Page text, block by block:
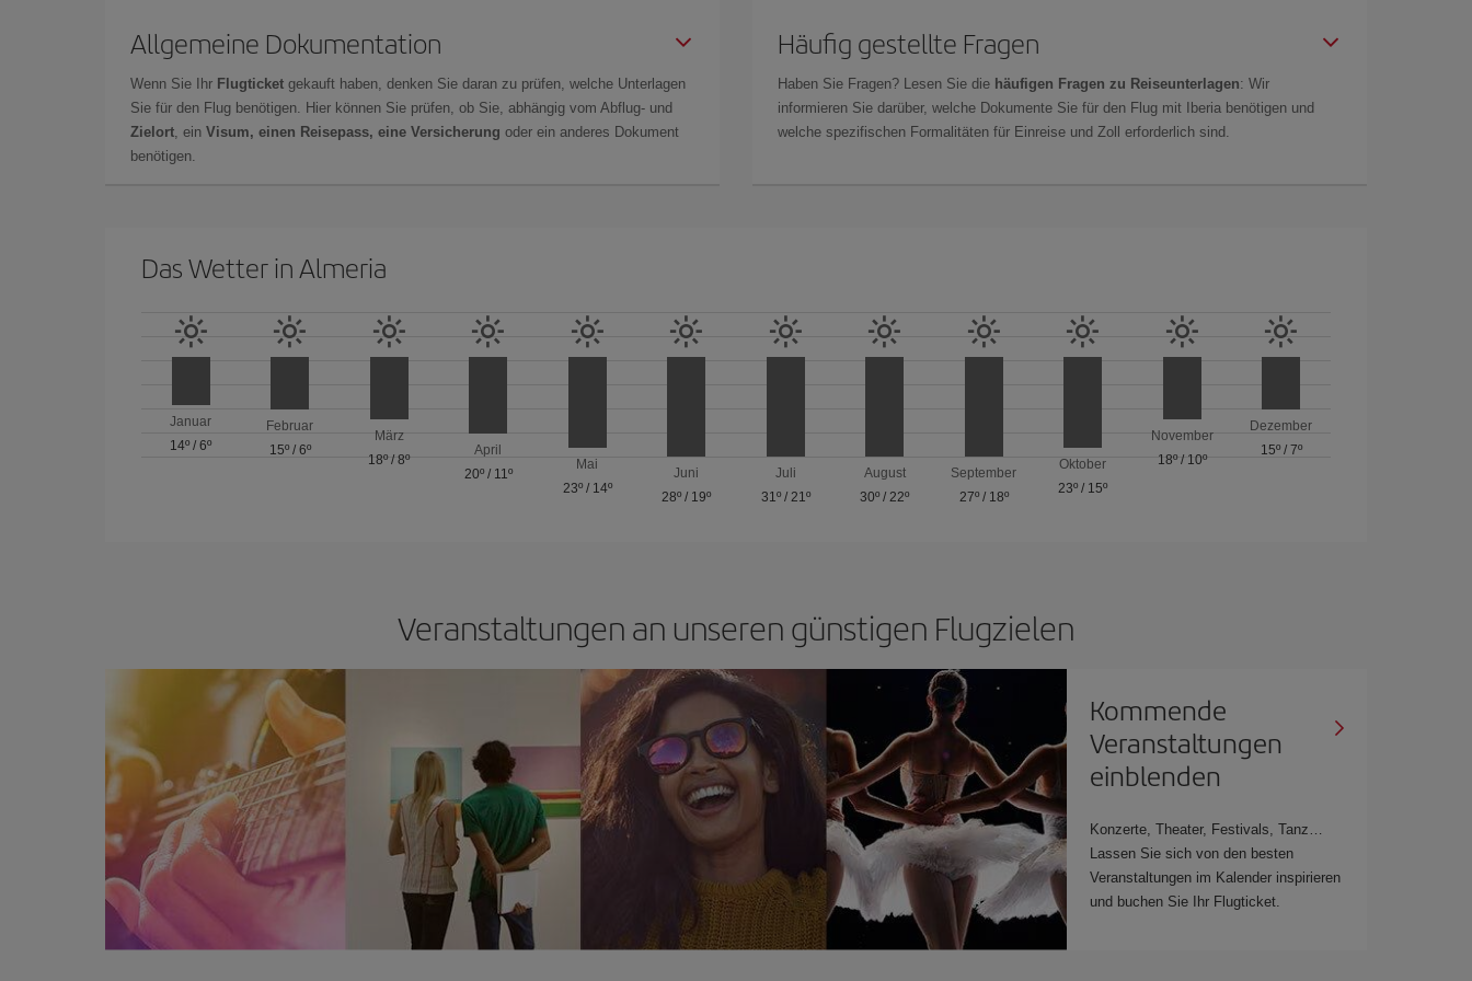
Allgemeine Dokumentation
Wenn Sie Ihr Flugticket gekauft haben, denken Sie daran zu prüfen, welche Unterlagen
Sie für den Flug benötigen. Hier können Sie prüfen, ob Sie, abhängig vom Abflug- und
Zielort , ein Visum, einen Reisepass, eine Versicherung oder ein anderes Dokument
benötigen.
Häufig gestellte Fragen
Haben Sie Fragen? Lesen Sie die häufigen Fragen zu Reiseunterlagen: Wir
informieren Sie darüber, welche Dokumente Sie für den Flug mit Iberia benötigen und
welche spezifischen Formalitäten für Einreise und Zoll erforderlich sind.
Das Wetter in Almeria
Januar
14º /6º
Februar
15º/ 6º
März
18º/8º
April
20º/ 11º
Mai
23º/ 14º
Juni
28º / 19º
Juli
31º/ 21º
August
30º / 22º
September
27º/ 18º
Oktober
23º / 15º
November
18º/ 10º
Dezember
15º/ 7º
Veranstaltungen an unseren günstigen Flugzielen
Kommende
Veranstaltungen
einblenden
Konzerte, Theater, Festivals, Tanz…
Lassen Sie sich von den besten
Veranstaltungen im Kalender inspirieren
und buchen Sie Ihr Flugticket.